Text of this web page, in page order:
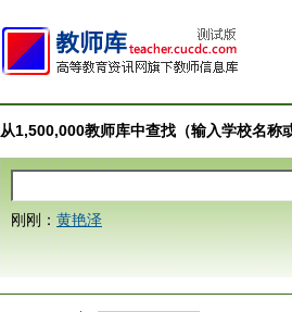
从1,500,000教师库中查找（输入学校名称
刚刚： 黄艳泽